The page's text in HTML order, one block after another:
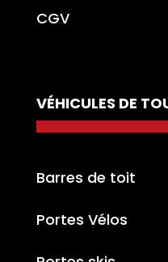
CGV
VÉHICULES DE
Barres de toit
Portes Vélos